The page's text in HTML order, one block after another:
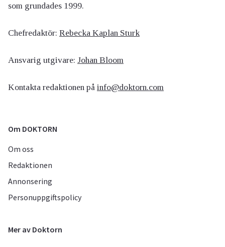
som grundades 1999.
Chefredaktör: Rebecka Kaplan Sturk
Ansvarig utgivare: Johan Bloom
Kontakta redaktionen på info@doktorn.com
Om DOKTORN
Om oss
Redaktionen
Annonsering
Personuppgiftspolicy
Mer av Doktorn